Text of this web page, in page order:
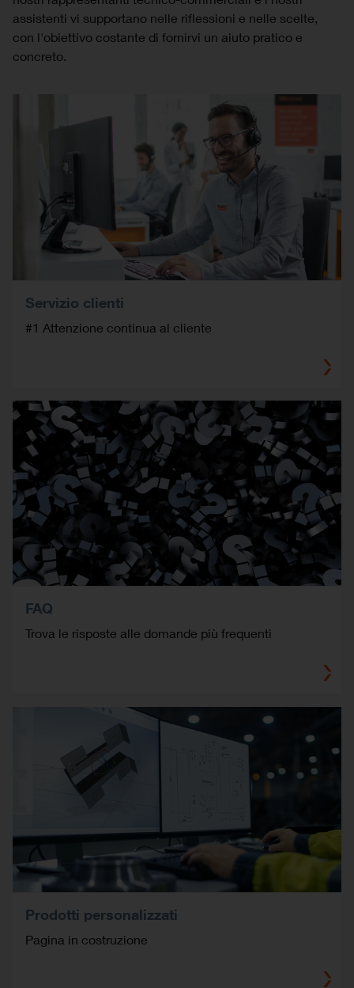
assistenti vi supportano nelle riflessioni e nelle scelte,
con l'obiettivo costante di fornirvi un aiuto pratico e
concreto.
Servizio clienti
#1 Attenzione continua al cliente
FAQ
Trova le risposte alle domande più frequenti
Prodotti personalizzati
Pagina in costruzione